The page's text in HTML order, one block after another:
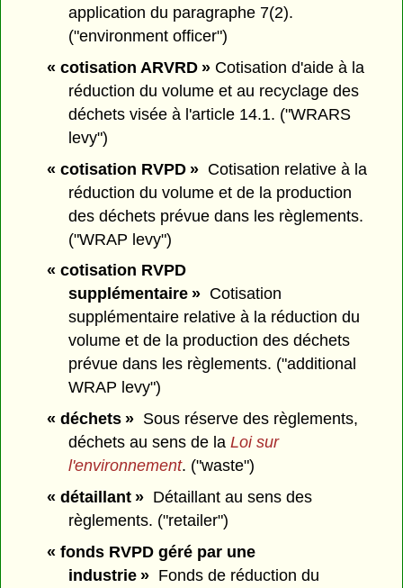
application du paragraphe 7(2).
("environment officer")
« cotisation ARVRD »Cotisation d'aide à la
réduction du volume et au recyclage des
déchets visée à l'article 14.1. ("WRARS
levy")
« cotisation RVPD »Cotisation relative à la
réduction du volume et de la production
des déchets prévue dans les règlements.
("WRAP levy")
« cotisation RVPD
supplémentaire » Cotisation
supplémentaire relative à la réduction du
volume et de la production des déchets
prévue dans les règlements. ("additional
WRAP levy")
« déchets »Sous réserve des règlements,
déchets au sens de laLoi sur
l'environnement. ("waste")
« détaillant »Détaillant au sens des
règlements. ("retailer")
« fonds RVPD géré par une
industrie » Fonds de réduction du